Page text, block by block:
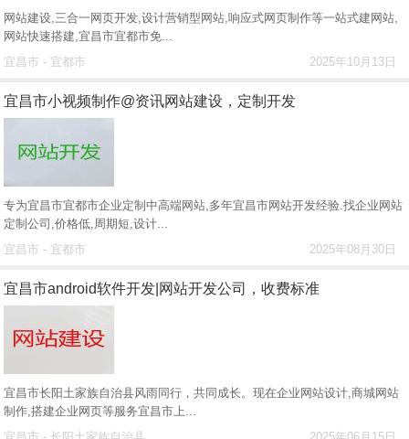
网站建设,三合一网页开发,设计营销型网站,响应式网页制作等一站式建网站,
网站快速搭建,宜昌市宜都市免...
2025年10月13日
宜昌市 - 宜都市
宜昌市小视频制作@资讯网站建设，定制开发
专为宜昌市宜都市企业定制中高端网站,多年宜昌市网站开发经验.找企业网站
定制公司,价格低,周期短,设计...
2025年08月30日
宜昌市 - 宜都市
宜昌市android软件开发|网站开发公司，收费标准
宜昌市长阳土家族自治县风雨同行，共同成长。现在企业网站设计,商城网站
制作,搭建企业网页等服务宜昌市上...